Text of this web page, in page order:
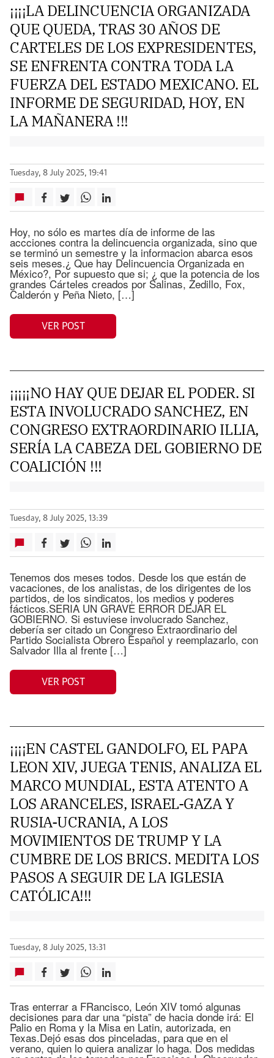
¡¡¡¡LA DELINCUENCIA ORGANIZADA
QUE QUEDA, TRAS 30 AÑOS DE
CARTELES DE LOS EXPRESIDENTES,
SE ENFRENTA CONTRA TODA LA
FUERZA DEL ESTADO MEXICANO. EL
INFORME DE SEGURIDAD, HOY, EN
LA MAÑANERA !!!
Tuesday, 8 July 2025, 19:41
Hoy, no sólo es martes día de informe de las
accciones contra la delincuencia organizada, sino que
se terminó un semestre y la informacion abarca esos
seis meses.¿ Que hay Delincuencia Organizada en
México?, Por supuesto que si; ¿ que la potencia de los
grandes Cárteles creados por Salinas, Zedillo, Fox,
Calderón y Peña Nieto, […]
VER POST
¡¡¡¡¡NO HAY QUE DEJAR EL PODER. SI
ESTA INVOLUCRADO SANCHEZ, EN
CONGRESO EXTRAORDINARIO ILLIA,
SERÍA LA CABEZA DEL GOBIERNO DE
COALICIÓN !!!
Tuesday, 8 July 2025, 13:39
Tenemos dos meses todos. Desde los que están de
vacaciones, de los analistas, de los dirigentes de los
partidos, de los sindicatos, los medios y poderes
fácticos.SERIA UN GRAVE ERROR DEJAR EL
GOBIERNO. Si estuviese involucrado Sanchez,
debería ser citado un Congreso Extraordinario del
Partido Socialista Obrero Español y reemplazarlo, con
Salvador Illa al frente […]
VER POST
¡¡¡¡EN CASTEL GANDOLFO, EL PAPA
LEON XIV, JUEGA TENIS, ANALIZA EL
MARCO MUNDIAL, ESTA ATENTO A
LOS ARANCELES, ISRAEL-GAZA Y
RUSIA-UCRANIA, A LOS
MOVIMIENTOS DE TRUMP Y LA
CUMBRE DE LOS BRICS. MEDITA LOS
PASOS A SEGUIR DE LA IGLESIA
CATÓLICA!!!
Tuesday, 8 July 2025, 13:31
Tras enterrar a FRancisco, León XIV tomó algunas
decisiones para dar una “pista” de hacia donde irá: El
Palio en Roma y la Misa en Latin, autorizada, en
Texas.Dejó esas dos pinceladas, para que en el
verano, quien lo quiera analizar lo haga. Dos medidas